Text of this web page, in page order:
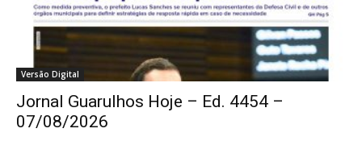
Versão Digital
Jornal Guarulhos Hoje – Ed. 4454 –
07/08/2026